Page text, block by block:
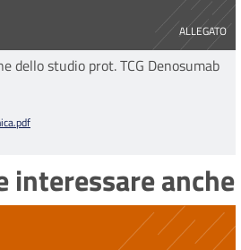
ALLEGATO
dello studio prot. TCG Denosumab
interessare anche